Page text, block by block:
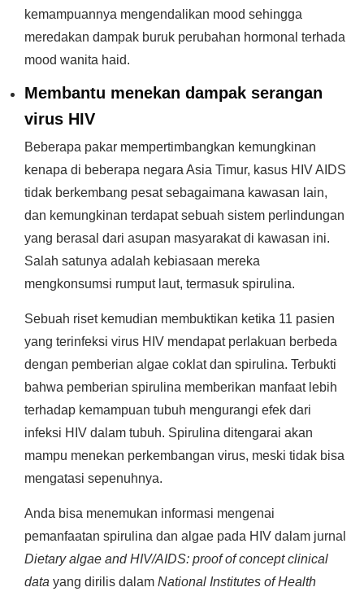
kemampuannya mengendalikan mood sehingga
meredakan dampak buruk perubahan hormonal terhada
mood wanita haid.
Membantu menekan dampak serangan
virus HIV
Beberapa pakar mempertimbangkan kemungkinan
kenapa di beberapa negara Asia Timur, kasus HIV AIDS
tidak berkembang pesat sebagaimana kawasan lain,
dan kemungkinan terdapat sebuah sistem perlindungan
yang berasal dari asupan masyarakat di kawasan ini.
Salah satunya adalah kebiasaan mereka
mengkonsumsi rumput laut, termasuk spirulina.
Sebuah riset kemudian membuktikan ketika 11 pasien
yang terinfeksi virus HIV mendapat perlakuan berbeda
dengan pemberian algae coklat dan spirulina. Terbukti
bahwa pemberian spirulina memberikan manfaat lebih
terhadap kemampuan tubuh mengurangi efek dari
infeksi HIV dalam tubuh. Spirulina ditengarai akan
mampu menekan perkembangan virus, meski tidak bisa
mengatasi sepenuhnya.
Anda bisa menemukan informasi mengenai
pemanfaatan spirulina dan algae pada HIV dalam jurnal
Dietary algae and HIV/AIDS: proof of concept clinical
data yang dirilis dalam National Institutes of Health